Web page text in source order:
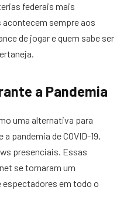
federais mais
sempre aos
de jogar e quem sabe ser
a Pandemia
uma alternativa para
pandemia de COVID-19,
presenciais. Essas
se tornaram um
espectadores em todo o